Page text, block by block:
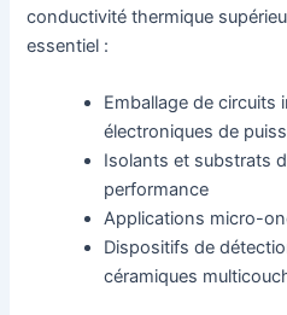
conductivité thermique
essentiel :
Emballage de circuits
électroniques de
Isolants et substrats
performance
Applications micro-
Dispositifs de
céramiques